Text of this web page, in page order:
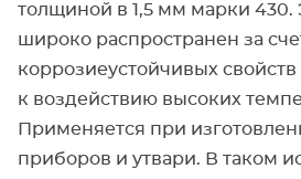
толщиной в 1,5 мм марки 430.
широко распространен за
коррозиеустойчивых
к воздействию высоких
Применяется при
приборов и утвари. В таком